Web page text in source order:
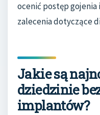
ocenić postęp
zalecenia dotyczące
Jakie są
dziedzinie
implantów?